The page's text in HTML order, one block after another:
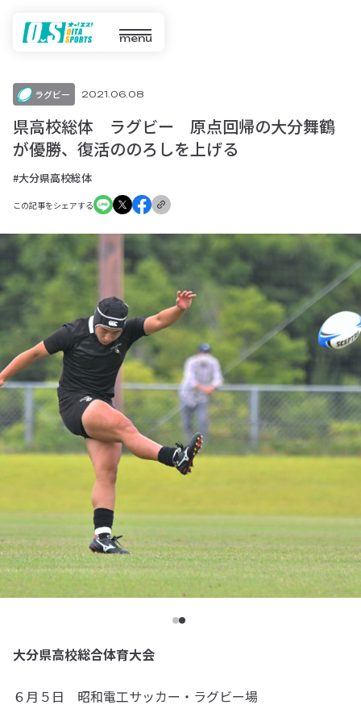
menu
ラグビー 2021.06.08
県高校総体 ラグビー 原点回帰の大分舞鶴
が優勝、復活ののろしを上げる
#大分県高校総体
この記事をシェアする
大分県高校総合体育大会
６月５日 昭和電工サッカー・ラグビー場